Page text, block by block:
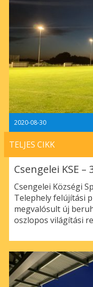
2020-08-30
TELJES CIKK
Csengelei KSE –
Csengelei Községi
Telephely felújítási
megvalósult új
oszlopos világítási